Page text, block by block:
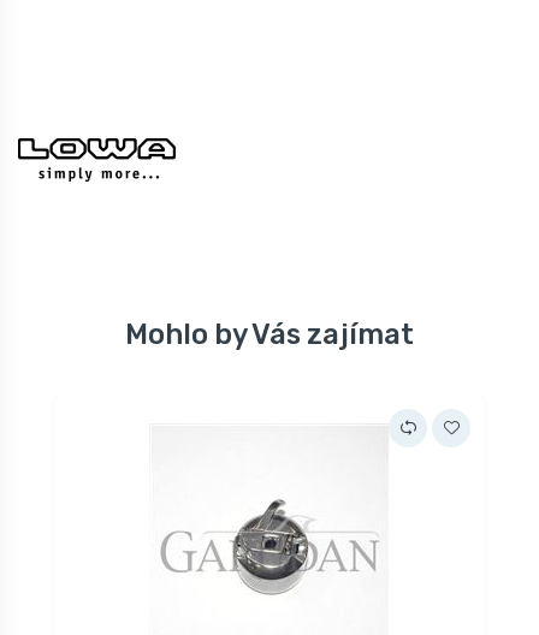
Mohlo by Vás zajímat